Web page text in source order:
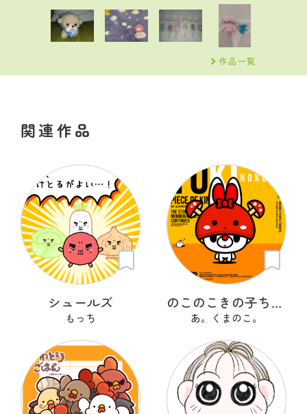
作品一覧
関連作品
シュールズ
もっち
のこのこきの子ちゃん
あ。くまのこ。